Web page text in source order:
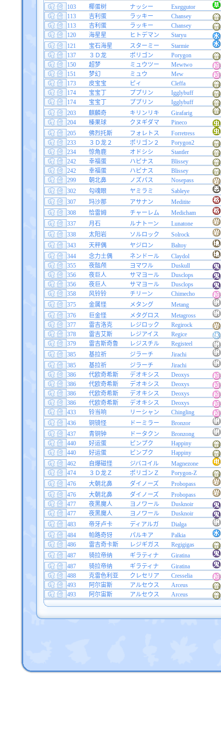
103
椰蛋树 ナッシー
Exeggutor
113
吉利蛋 ラッキー
Chansey
113
吉利蛋 ラッキー
Chansey
120
海星星 ヒトデマン
Staryu
121
宝石海星 スターミー
Starmie
137
３Ｄ龙 ポリゴン
Porygon
150
超梦 ミュウツー
Mewtwo
151
梦幻 ミュウ
Mew
173
皮宝宝 ピィ
Cleffa
174
宝宝丁 ププリン
Igglybuff
174
宝宝丁 ププリン
Igglybuff
203
麒麟奇 キリンリキ
Girafarig
204
榛果球 クヌギダマ
Pineco
205
佛烈托斯 フォレトス
Forretress
233
３Ｄ龙２ ポリゴン２
Porygon2
234
惊角鹿 オドシシ
Stantler
242
幸福蛋 ハピナス
Blissey
242
幸福蛋 ハピナス
Blissey
299
朝北鼻 ノズパス
Nosepass
302
勾魂眼 ヤミラミ
Sableye
307
玛沙那 アサナン
Meditite
308
恰雷姆 チャーレム
Medicham
337
月石 ルナトーン
Lunatone
338
太阳岩 ソルロック
Solrock
343
天秤偶 ヤジロン
Baltoy
344
念力土偶 ネンドール
Claydol
355
夜骷颅 ヨマワル
Duskull
356
夜巨人 サマヨール
Dusclops
356
夜巨人 サマヨール
Dusclops
358
风铃铃 チリーン
Chimecho
375
金属怪 メタング
Metang
376
巨金怪 メタグロス
Metagross
377
雷吉洛克 レジロック
Regirock
378
雷吉艾斯 レジアイス
Regice
379
雷吉斯奇鲁 レジスチル
Registeel
385
基拉祈 ジラーチ
Jirachi
385
基拉祈 ジラーチ
Jirachi
386
代欧奇希斯 デオキシス
Deoxys
386
代欧奇希斯 デオキシス
Deoxys
386
代欧奇希斯 デオキシス
Deoxys
386
代欧奇希斯 デオキシス
Deoxys
433
铃当响 リーシャン
Chingling
436
铜镜怪 ドーミラー
Bronzor
437
青铜钟 ドータクン
Bronzong
440
好运蛋 ピンプク
Happiny
440
好运蛋 ピンプク
Happiny
462
自爆磁怪 ジバコイル
Magnezone
474
３Ｄ龙Ｚ ポリゴンＺ
Porygon-Z
476
大朝北鼻 ダイノーズ
Probopass
476
大朝北鼻 ダイノーズ
Probopass
477
夜黑魔人 ヨノワール
Dusknoir
477
夜黑魔人 ヨノワール
Dusknoir
483
帝牙卢卡 ディアルガ
Dialga
484
帕路奇犽 パルキア
Palkia
486
雷吉奇卡斯 レジギガス
Regigigas
487
骑拉帝纳 ギラティナ
Giratina
487
骑拉帝纳 ギラティナ
Giratina
488
克雷色利亚 クレセリア
Cresselia
493
阿尔宙斯 アルセウス
Arceus
493
阿尔宙斯 アルセウス Arceus